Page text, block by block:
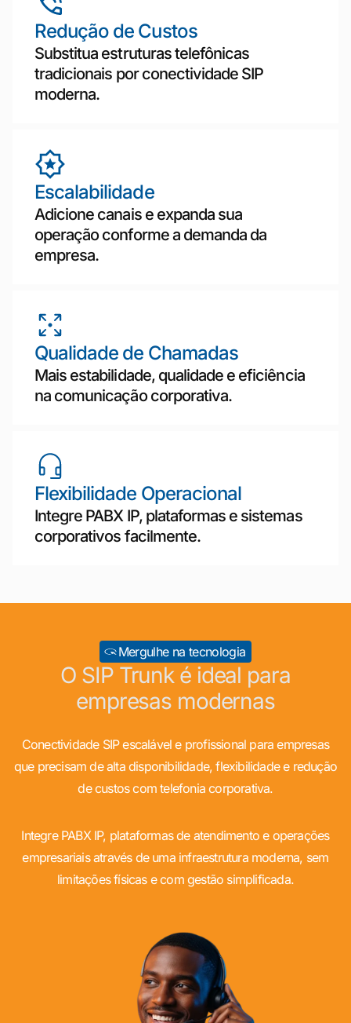
Redução de Custos
Substitua estruturas telefônicas
tradicionais por conectividade SIP
moderna.
Escalabilidade
Adicione canais e expanda sua
operação conforme a demanda da
empresa.
Qualidade de Chamadas
Mais estabilidade, qualidade e eficiência
na comunicação corporativa.
Flexibilidade Operacional
Integre PABX IP, plataformas e sistemas
corporativos facilmente.
Mergulhe na tecnologia
O SIP Trunk é ideal para
empresas modernas
Conectividade SIP escalável e profissional para empresas
que precisam de alta disponibilidade, flexibilidade e redução
de custos com telefonia corporativa.
Integre PABX IP, plataformas de atendimento e operações
empresariais através de uma infraestrutura moderna, sem
limitações físicas e com gestão simplificada.